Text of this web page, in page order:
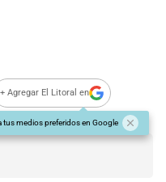
+ Agregar El Litoral en
tus medios preferidos en Google